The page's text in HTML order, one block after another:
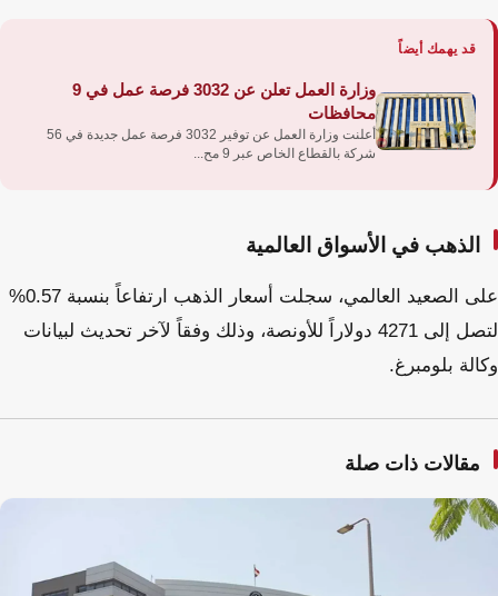
قد يهمك أيضاً
وزارة العمل تعلن عن 3032 فرصة عمل في 9
محافظات
أعلنت وزارة العمل عن توفير 3032 فرصة عمل جديدة في 56
شركة بالقطاع الخاص عبر 9 مح...
الذهب في الأسواق العالمية
على الصعيد العالمي، سجلت أسعار الذهب ارتفاعاً بنسبة 0.57%
لتصل إلى 4271 دولاراً للأونصة، وذلك وفقاً لآخر تحديث لبيانات
وكالة بلومبرغ.
مقالات ذات صلة